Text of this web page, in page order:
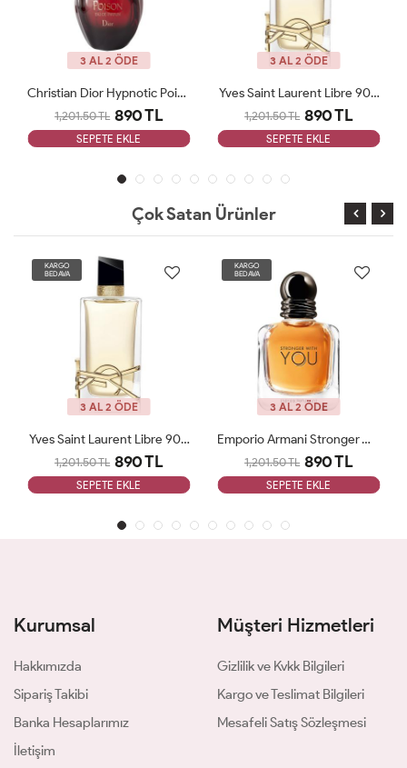
3 AL 2 ÖDE
Christian Dior Hypnotic Poison 100ml EAU DE PARFUM Bayan Tester Parfüm
1,201.50 TL 890 TL
SEPETE EKLE
3 AL 2 ÖDE
Yves Saint Laurent Libre 90 ML Bayan Tester Parfüm
1,201.50 TL 890 TL
SEPETE EKLE
Çok Satan Ürünler
KARGO
BEDAVA
3 AL 2 ÖDE
Yves Saint Laurent Libre 90 ML Bayan Tester Parfüm
1,201.50 TL 890 TL
SEPETE EKLE
KARGO
BEDAVA
3 AL 2 ÖDE
Emporio Armani Stronger With You 100ML EDT Erkek Tester Parfüm
1,201.50 TL 890 TL
SEPETE EKLE
Kurumsal
Hakkımızda
Sipariş Takibi
Banka Hesaplarımız
İletişim
Müşteri Hizmetleri
Gizlilik ve Kvkk Bilgileri
Kargo ve Teslimat Bilgileri
Mesafeli Satış Sözleşmesi